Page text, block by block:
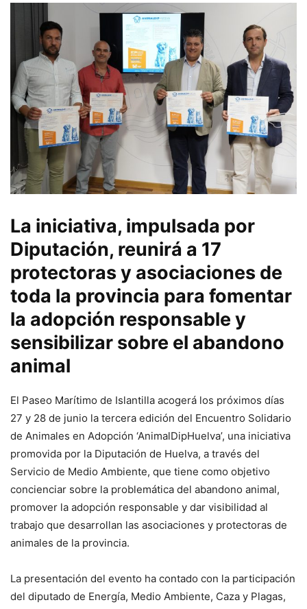
La iniciativa, impulsada por
Diputación, reunirá a 17
protectoras y asociaciones de
toda la provincia para fomentar
la adopción responsable y
sensibilizar sobre el abandono
animal
El Paseo Marítimo de Islantilla acogerá los próximos días
27 y 28 de junio la tercera edición del Encuentro Solidario
de Animales en Adopción ‘AnimalDipHuelva’, una iniciativa
promovida por la Diputación de Huelva, a través del
Servicio de Medio Ambiente, que tiene como objetivo
concienciar sobre la problemática del abandono animal,
promover la adopción responsable y dar visibilidad al
trabajo que desarrollan las asociaciones y protectoras de
animales de la provincia.
La presentación del evento ha contado con la participación
del diputado de Energía, Medio Ambiente, Caza y Plagas,